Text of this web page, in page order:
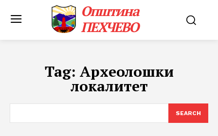
Општина
ПЕХЧЕВО
Tag: Археолошки
локалитет
SEARCH